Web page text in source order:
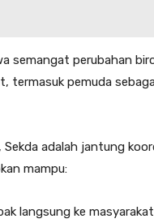
semangat perubahan
termasuk pemuda
adalah jantung
mampu:
langsung ke